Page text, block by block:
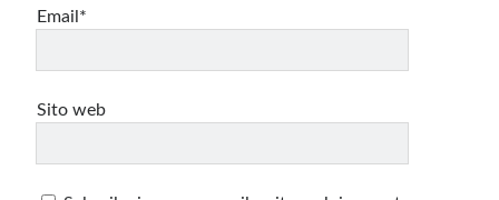
Email*
Sito web